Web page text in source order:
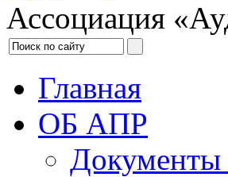
Ассоциация
Главная
ОБ АПР